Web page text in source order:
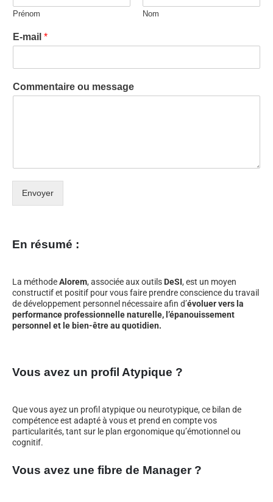
Prénom Nom
E-mail *
Commentaire ou message
Envoyer
En résumé :
La méthodeAlorem, associée aux outils DeSI, est un moyen
constructif et positif pour vous faire prendre conscience du travail
de développement personnel nécessaire afin d’évoluer vers la
performance professionnelle naturelle, l’épanouissement
personnel et le bien-être au quotidien.
Vous avez un profil Atypique ?
Que vous ayez un profil atypique ou neurotypique, ce bilan de
compétence est adapté à vous et prend en compte vos
particularités, tant sur le plan ergonomique qu’émotionnel ou
cognitif.
Vous avez une fibre de Manager ?